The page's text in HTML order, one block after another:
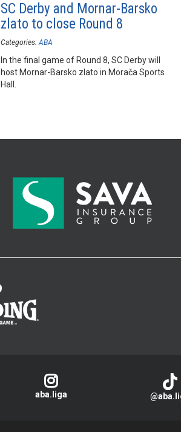
SC Derby and Mornar-Barsko
zlato to close Round 8
Categories: ABA
In the final game of Round 8, SC Derby will
host Mornar-Barsko zlato in Morača Sports
Hall.
aba.liga